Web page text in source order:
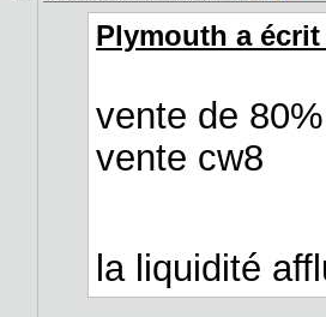
Plymouth a
vente de
vente cw8
la liquidité